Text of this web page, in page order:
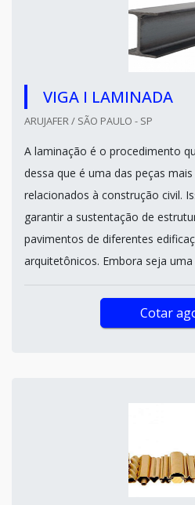
VIGA I LAMINADA
ARUJAFER / SÃO PAULO - SP
A laminação é o procedimento
dessa que é uma das peças
relacionados à construção civil.
garantir a sustentação de
pavimentos de diferentes
arquitetônicos. Embora seja uma
Cotar